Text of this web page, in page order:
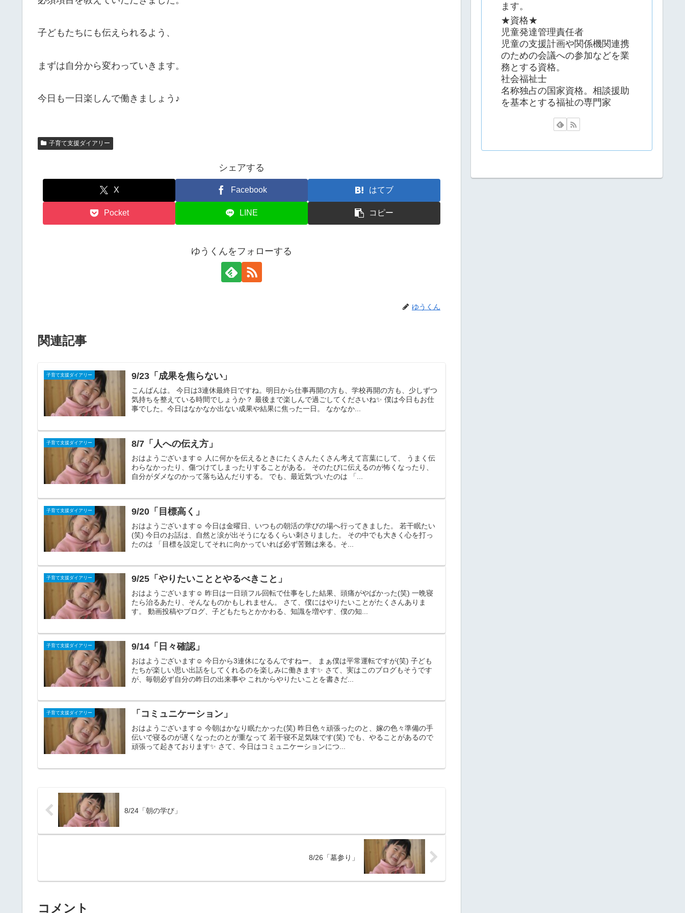
子どもたちにも伝えられるよう、
まずは自分から変わっていきます。
今日も一日楽しんで働きましょう♪
子育て支援ダイアリー
シェアする
X Facebook はてブ
Pocket LINE コピー
ゆうくんをフォローする
ゆうくん
関連記事
子育て支援ダイアリー 9/23「成果を焦らない」
こんばんは。 今日は3連休最終日ですね。明日から仕事再開の方も、学校再開の方も、少しずつ
気持ちを整えている時間でしょうか？ 最後まで楽しんで過ごしてくださいね✨ 僕は今日もお仕
事でした。今日はなかなか出ない成果や結果に焦った一日。 なかなか...
子育て支援ダイアリー 8/7「人への伝え方」
おはようございます☺ 人に何かを伝えるときにたくさんたくさん考えて言葉にして、 うまく伝
わらなかったり、傷つけてしまったりすることがある。 そのたびに伝えるのが怖くなったり、
自分がダメなのかって落ち込んだりする。 でも、最近気づいたのは 「...
子育て支援ダイアリー 9/20「目標高く」
おはようございます☺ 今日は金曜日、いつもの朝活の学びの場へ行ってきました。 若干眠たい
(笑) 今日のお話は、自然と涙が出そうになるくらい刺さりました。 その中でも大きく心を打っ
たのは 「目標を設定してそれに向かっていれば必ず苦難は来る。そ...
子育て支援ダイアリー 9/25「やりたいこととやるべきこと」
おはようございます☺ 昨日は一日頭フル回転で仕事をした結果、頭痛がやばかった(笑) 一晩寝
たら治るあたり、そんなものかもしれません。 さて、僕にはやりたいことがたくさんありま
す。 動画投稿やブログ、子どもたちとかかわる、知識を増やす、僕の知...
子育て支援ダイアリー 9/14「日々確認」
おはようございます☺ 今日から3連休になるんですねー。 まぁ僕は平常運転ですが(笑) 子ども
たちが楽しい思い出話をしてくれるのを楽しみに働きます✨ さて、実はこのブログもそうです
が、毎朝必ず自分の昨日の出来事や これからやりたいことを書きだ...
子育て支援ダイアリー 「コミュニケーション」
おはようございます☺ 今朝はかなり眠たかった(笑) 昨日色々頑張ったのと、嫁の色々準備の手
伝いで寝るのが遅くなったのとが重なって 若干寝不足気味です(笑) でも、やることがあるので
頑張って起きております✨ さて、今日はコミュニケーションにつ...
8/24「朝の学び」
8/26「墓参り」
コメント
ます。
★資格★
児童発達管理責任者
児童の支援計画や関係機関連携
のための会議への参加などを業
務とする資格。
社会福祉士
名称独占の国家資格。相談援助
を基本とする福祉の専門家